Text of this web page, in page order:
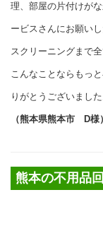
理、部屋の片付けが
ービスさんにお願い
スクリーニングまで
こんなことならもっ
りがとうございました
（熊本県熊本市 D様）
熊本の不用品